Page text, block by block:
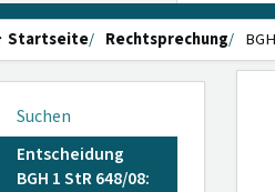
Startseite Rechtsprechung
Suchen
Entscheidung
BGH 1 StR 648/08: